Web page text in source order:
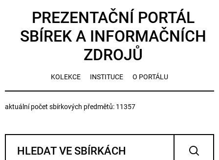
PREZENTAČNÍ PORTÁL
SBÍREK A INFORMAČNÍCH
ZDROJŮ
KOLEKCE INSTITUCE O PORTÁLU
aktuální počet sbírkových předmětů: 11357